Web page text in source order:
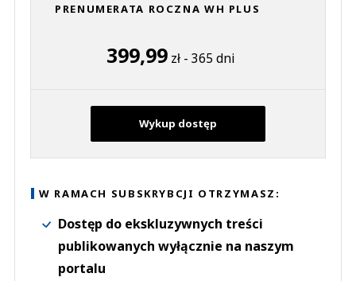
PRENUMERATA ROCZNA WH PLUS
399,99zł - 365 dni
Wykup dostęp
W RAMACH SUBSKRYBCJI OTRZYMASZ:
Dostęp do ekskluzywnych treści
publikowanych wyłącznie na naszym
portalu